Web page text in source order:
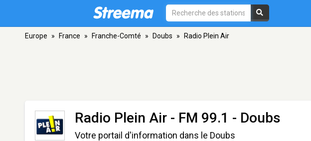
Europe » France » Franche-Comté » Doubs » Radio Plein Air
Radio Plein Air - FM 99.1 - Doubs
Votre portail d'information dans le Doubs